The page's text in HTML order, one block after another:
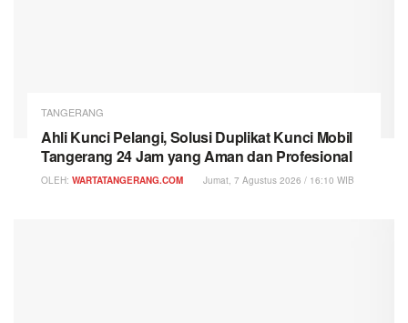
TANGERANG
Ahli Kunci Pelangi, Solusi Duplikat Kunci Mobil
Tangerang 24 Jam yang Aman dan Profesional
OLEH: WARTATANGERANG.COM Jumat, 7 Agustus 2026 / 16:10 WIB